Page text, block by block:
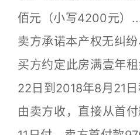
佰元（小写4200元）
卖方承诺本产权无纠纷
买方约定此房满壹年
22日到2018年8月21
由卖方收，直接从首